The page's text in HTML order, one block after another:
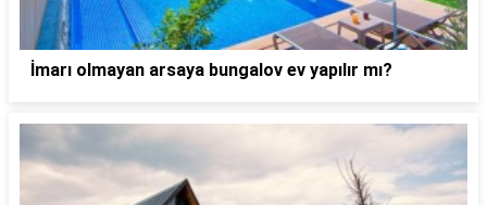
İmarı olmayan arsaya bungalov ev yapılır mı?